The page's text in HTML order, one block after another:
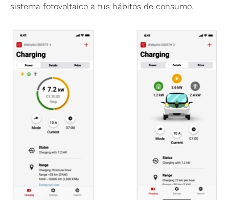
sistema fotovoltaico a tus hábitos de consumo.